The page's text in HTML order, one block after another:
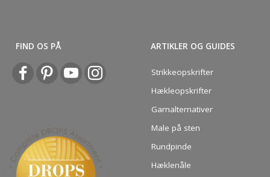
FIND OS PÅ ARTIKLER OG GUIDES
Strikkeopskrifter
Hækleopskrifter
Garnalternativer
Male på sten
Rundpinde
Hæklenåle